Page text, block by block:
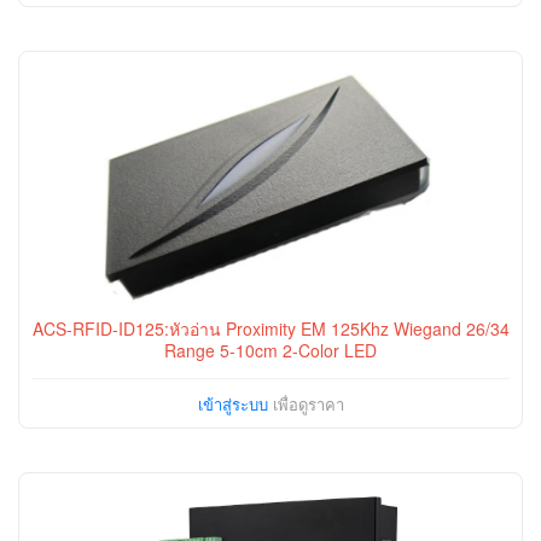
ACS-RFID-ID125:หัวอ่าน Proximity EM 125Khz Wiegand 26/34
Range 5-10cm 2-Color LED
เข้าสู่ระบบเพื่อดูราคา